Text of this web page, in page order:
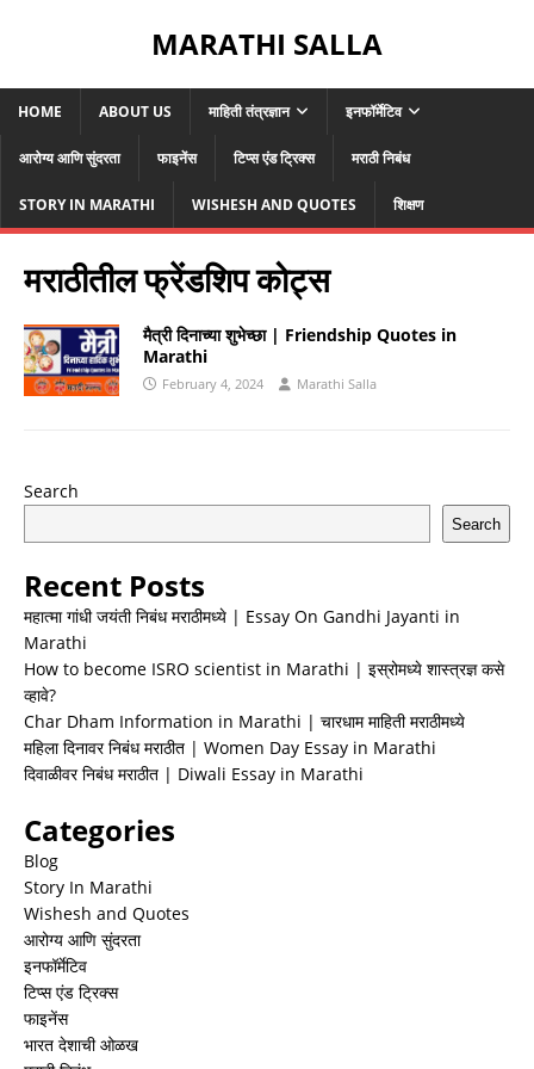
MARATHI SALLA
HOME ABOUT US माहिती तंत्रज्ञान इनफॉर्मेटिव
आरोग्य आणि सुंदरता फाइनेंस टिप्स एंड ट्रिक्स मराठी निबंध
STORY IN MARATHI WISHESH AND QUOTES शिक्षण
मराठीतील फ्रेंडशिप कोट्स
मैत्री दिनाच्या शुभेच्छा | Friendship Quotes in
Marathi
February 4, 2024 Marathi Salla
Search
Search
Recent Posts
महात्मा गांधी जयंती निबंध मराठीमध्ये | Essay On Gandhi Jayanti in
Marathi
How to become ISRO scientist in Marathi | इस्रोमध्ये शास्त्रज्ञ कसे
व्हावे?
Char Dham Information in Marathi | चारधाम माहिती मराठीमध्ये
महिला दिनावर निबंध मराठीत | Women Day Essay in Marathi
दिवाळीवर निबंध मराठीत | Diwali Essay in Marathi
Categories
Blog
Story In Marathi
Wishesh and Quotes
आरोग्य आणि सुंदरता
इनफॉर्मेटिव
टिप्स एंड ट्रिक्स
फाइनेंस
भारत देशाची ओळख